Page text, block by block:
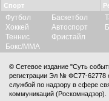
Спорт
Футбол
Хоккей
Теннис
Бокс/ММА
Баскетбол
Автоспорт
Фристайл
© Сетевое издание "Суть
регистрации Эл № ФС77-62778
службой по надзору в сфере
коммуникаций (Роскомнадзор).